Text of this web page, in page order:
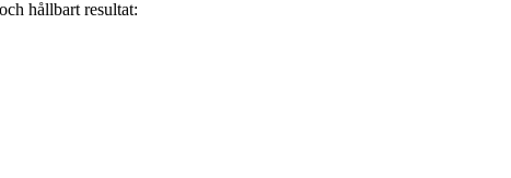
hållbart resultat: